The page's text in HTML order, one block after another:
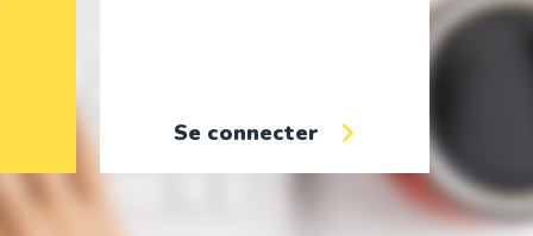
Se connecter